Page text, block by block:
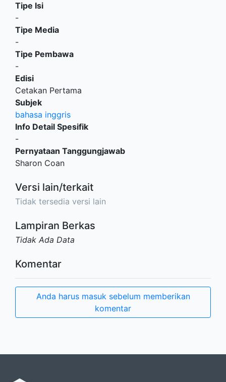
Tipe Isi
-
Tipe Media
-
Tipe Pembawa
-
Edisi
Cetakan Pertama
Subjek
bahasa inggris
Info Detail Spesifik
-
Pernyataan Tanggungjawab
Sharon Coan
Versi lain/terkait
Tidak tersedia versi lain
Lampiran Berkas
Tidak Ada Data
Komentar
Anda harus masuk sebelum memberikan
komentar